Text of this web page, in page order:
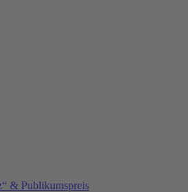
& Publikumspreis